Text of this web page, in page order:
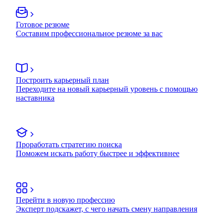
Готовое резюме
Составим профессиональное резюме за вас
Построить карьерный план
Переходите на новый карьерный уровень с помощью
наставника
Проработать стратегию поиска
Поможем искать работу быстрее и эффективнее
Перейти в новую профессию
Эксперт подскажет, с чего начать смену направления